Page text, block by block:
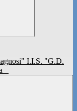
I.I.S. "G.D.